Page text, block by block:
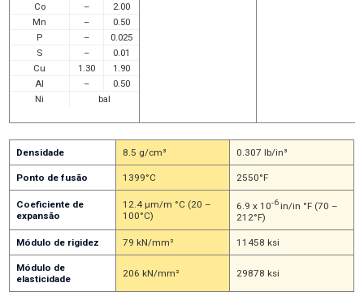
Co
–
2.00
Mn
–
0.50
P
–
0.025
S
–
0.01
Cu
1.30
1.90
Al
–
0.50
Ni
bal
Densidade 8.5 g/cm³ 0.307 lb/in³
Ponto de fusão 1399°C 2550°F
Coeficiente de
expansão
12.4 μm/m °C (20 –
100°C)
6.9 x 10-6in/in °F (70 –
212°F)
Módulo de rigidez 79 kN/mm² 11458 ksi
Módulo de
elasticidade
206 kN/mm² 29878 ksi